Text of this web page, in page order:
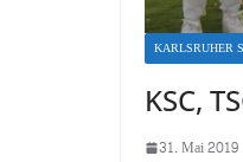
KARLSRUHER
KSC,
31. Mai 2019